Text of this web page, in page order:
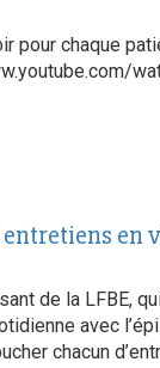
pour chaque
en
de la LFBE,
avec
chacun